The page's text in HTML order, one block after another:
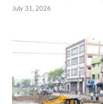
July 31, 2026